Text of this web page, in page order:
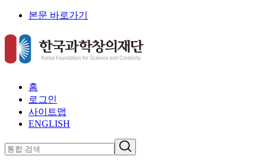
본문 바로가기
홈
로그인
사이트맵
ENGLISH